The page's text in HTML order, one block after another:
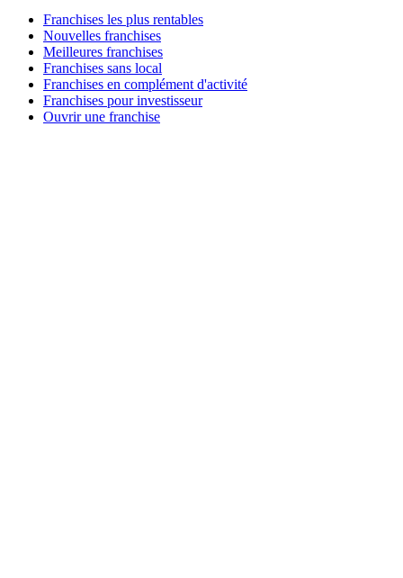
Franchises les plus rentables
Nouvelles franchises
Meilleures franchises
Franchises sans local
Franchises en complément d'activité
Franchises pour investisseur
Ouvrir une franchise